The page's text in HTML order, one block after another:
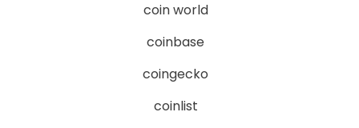
coin world
coinbase
coingecko
coinlist